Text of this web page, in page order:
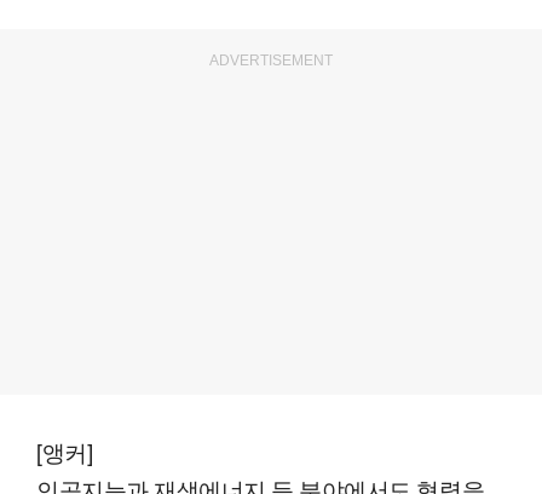
ADVERTISEMENT
[앵커]